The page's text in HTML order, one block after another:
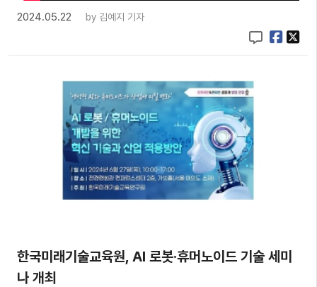
2024.05.22 by 김예지 기자
한국미래기술교육원, AI 로봇·휴머노이드 기술 세미
나 개최